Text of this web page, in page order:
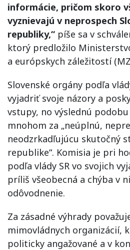
informácie, pričom skoro
vyznievajú v neprospech
republiky,“ píše sa v
ktorý predložilo
a európskych záležitostí
Slovenské orgány podľa
vyjadriť svoje názory a
vstupy, no výslednú
mnohom za „neúplnú,
neodzrkadľujúcu skutočný
republike“. Komisia je pri
podľa vlády SR vo svojich
príliš všeobecná a chýba v
odôvodnenie.
Za zásadné výhrady
mimovládnych organizácií,
politicky angažované a v